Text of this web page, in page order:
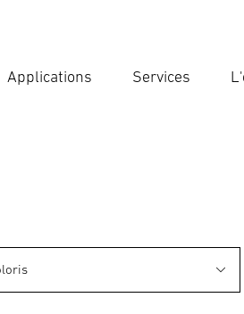
Applications Services